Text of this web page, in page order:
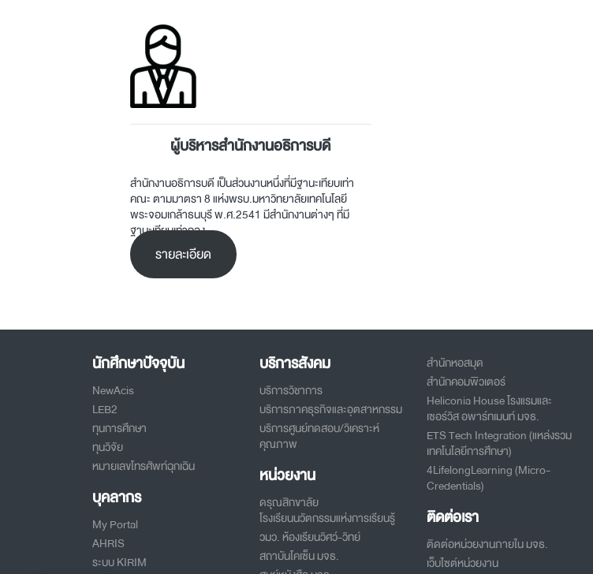
ผู้บริหารสำนักงานอธิการบดี
สำนักงานอธิการบดี เป็นส่วนงานหนึ่งที่มีฐานะเทียบเท่า
คณะ ตามมาตรา 8 แห่งพรบ.มหาวิทยาลัยเทคโนโลยี
พระจอมเกล้าธนบุรี พ.ศ.2541 มีสำนักงานต่างๆ ที่มี
ฐานะเทียบเท่ากอง
รายละเอียด
นักศึกษาปัจจุบัน
NewAcis
LEB2
ทุนการศึกษา
ทุนวิจัย
หมายเลขโทรศัพท์ฉุกเฉิน
บุคลากร
My Portal
AHRIS
ระบบ KIRIM
บริการสังคม
บริการวิชาการ
บริการภาคธุรกิจและอุตสาหกรรม
บริการศูนย์ทดสอบ/วิเคราะห์
คุณภาพ
หน่วยงาน
ดรุณสิกขาลัย
โรงเรียนนวัตกรรมแห่งการเรียนรู้
วมว. ห้องเรียนวิศว์-วิทย์
สถาบันโคเซ็น มจธ.
สำนักหอสมุด
สำนักคอมพิวเตอร์
Heliconia House โรงแรมและ
เซอร์วิส อพาร์ทเมนท์ มจธ.
ETS Tech Integration (แหล่งรวม
เทคโนโลยีการศึกษา)
4LifelongLearning (Micro-
Credentials)
ติดต่อเรา
ติดต่อหน่วยงานภายใน มจธ.
เว็บไซต์หน่วยงาน